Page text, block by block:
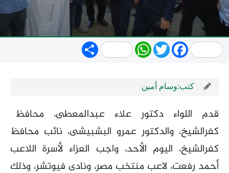
Share WhatsApp
TwitterFacebook
كتب:وسام أمين
قدم اللواء دكتور علاء عبدالمعطى، محافظ
كفرالشيخ، والدكتور عمرو البشبيشى، نائب محافظ
كفرالشيخ، اليوم الأحد، واجب العزاء لأسرة اللاعب
أحمد رفعت، لاعب منتخب مصر، ونادى فيوتشر، وذلك